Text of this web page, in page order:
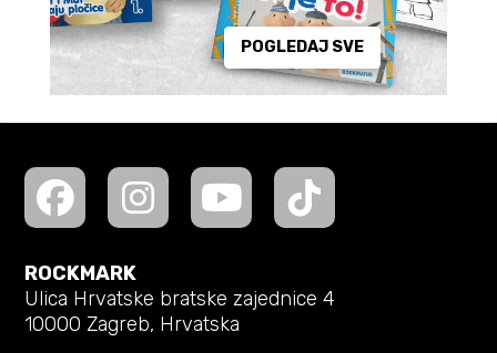
POGLEDAJ SVE
ROCKMARK
Ulica Hrvatske bratske zajednice 4
10000 Zagreb, Hrvatska